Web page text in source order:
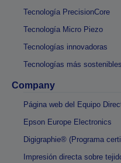
Tecnología PrecisionCore
Tecnología Micro Piezo
Tecnologías innovadoras
Tecnologías más sostenibles
Company
Página web del Equipo
Epson Europe Electronics
Digigraphie® (Programa
Impresión directa sobre